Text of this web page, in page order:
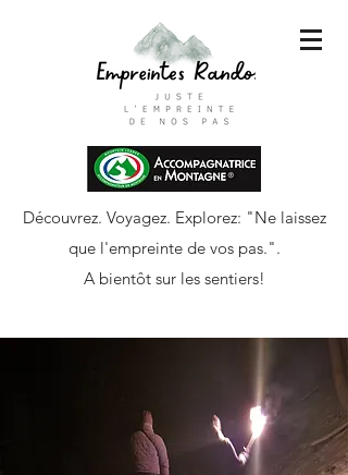
Découvrez. Voyagez. Explorez: "Ne laissez
que l'empreinte de vos pas.".
A bientôt sur les sentiers!